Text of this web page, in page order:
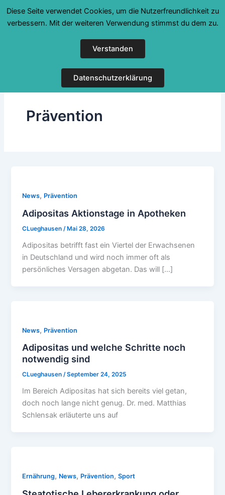
Prävention
News, Prävention
Adipositas Aktionstage in Apotheken
CLueghausen/ Mai 28, 2026
Adipositas betrifft fast ein Viertel der Erwachsenen
in Deutschland und wird noch immer oft als
persönliches Versagen abgetan. Das will […]
News, Prävention
Adipositas und welche Schritte noch
notwendig sind
CLueghausen/September 24, 2025
Im Bereich Adipositas hat sich bereits viel getan,
doch noch lange nicht genug. Dr. med. Matthias
Schlensak erläuterte uns auf
Ernährung, News, Prävention,Sport
Diese Seite verwendet Cookies, um die Nutzerfreundlichkeit zu
verbessern. Mit der weiteren Verwendung stimmst du dem zu.
Verstanden
Datenschutzerklärung